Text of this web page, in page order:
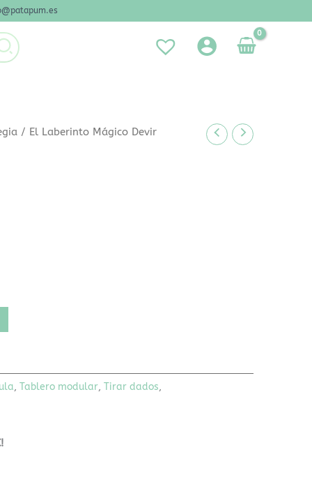
/ El Laberinto Mágico Devir
,Tablero modular,Tirar dados,